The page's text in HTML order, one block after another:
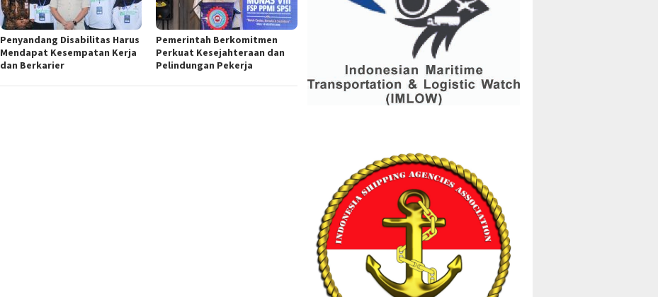
Penyandang Disabilitas Harus
Mendapat Kesempatan Kerja
dan Berkarier
Pemerintah Berkomitmen
Perkuat Kesejahteraan dan
Pelindungan Pekerja